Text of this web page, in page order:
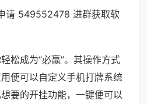
请 549552478 进群获取软
松成为“必赢”。其操作方式
便可以自定义手机打牌系统
要的开挂功能，一键便可以